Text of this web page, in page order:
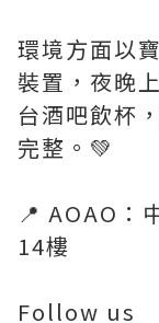
環境方面以
裝置，夜晚
台酒吧飲杯
完整。💚
📍 AOAO：
14樓
Follow us